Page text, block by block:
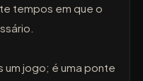
tempos em que o
um jogo; é uma ponte